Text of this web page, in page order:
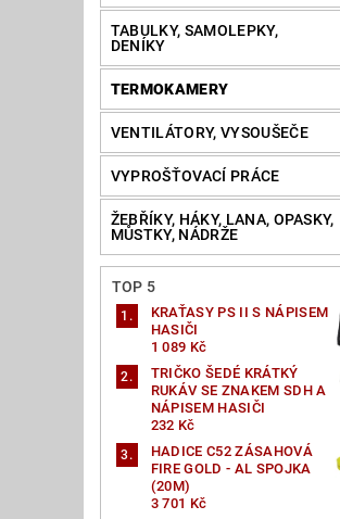
TABULKY, SAMOLEPKY,
DENÍKY
TERMOKAMERY
VENTILÁTORY, VYSOUŠEČE
VYPROŠŤOVACÍ PRÁCE
ŽEBŘÍKY, HÁKY, LANA, OPASKY,
MŮSTKY, NÁDRŽE
TOP 5
KRAŤASY PS II S NÁPISEM
HASIČI
1 089 Kč
TRIČKO ŠEDÉ KRÁTKÝ
RUKÁV SE ZNAKEM SDH A
NÁPISEM HASIČI
232 Kč
HADICE C52 ZÁSAHOVÁ
FIRE GOLD - AL SPOJKA
(20M)
3 701 Kč